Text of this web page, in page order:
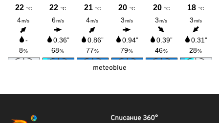
meteoblue
Списание 360°